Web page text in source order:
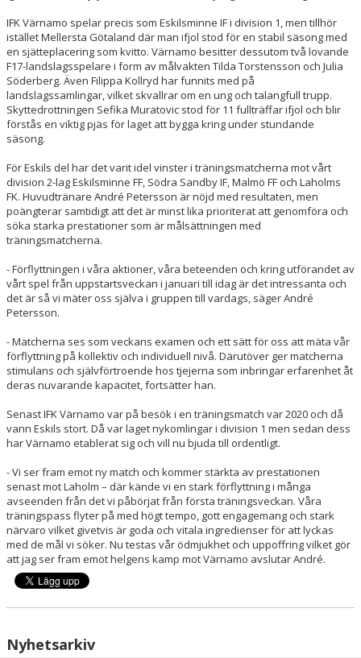
IFK Värnamo spelar precis som Eskilsminne IF i division 1, men tillhör
istället Mellersta Götaland där man ifjol stod för en stabil säsong med
en sjätteplacering som kvitto. Värnamo besitter dessutom två lovande
F17-landslagsspelare i form av målvakten Tilda Torstensson och Julia
Söderberg. Även Filippa Kollryd har funnits med på
landslagssamlingar, vilket skvallrar om en ung och talangfull trupp.
Skyttedrottningen Sefika Muratovic stod för 11 fullträffar ifjol och blir
förstås en viktig pjäs för laget att bygga kring under stundande
säsong.
För Eskils del har det varit idel vinster i träningsmatcherna mot vårt
division 2-lag Eskilsminne FF, Södra Sandby IF, Malmö FF och Laholms
FK. Huvudtränare André Petersson är nöjd med resultaten, men
poängterar samtidigt att det är minst lika prioriterat att genomföra och
söka starka prestationer som är målsättningen med
träningsmatcherna.
- Förflyttningen i våra aktioner, våra beteenden och kring utförandet av
vårt spel från uppstartsveckan i januari till idag är det intressanta och
det är så vi mäter oss själva i gruppen till vardags, säger André
Petersson.
- Matcherna ses som veckans examen och ett sätt för oss att mäta vår
förflyttning på kollektiv och individuell nivå. Därutöver ger matcherna
stimulans och självförtroende hos tjejerna som inbringar erfarenhet åt
deras nuvarande kapacitet, fortsätter han.
Senast IFK Värnamo var på besök i en träningsmatch var 2020 och då
vann Eskils stort. Då var laget nykomlingar i division 1 men sedan dess
har Värnamo etablerat sig och vill nu bjuda till ordentligt.
- Vi ser fram emot ny match och kommer stärkta av prestationen
senast mot Laholm – där kände vi en stark förflyttning i många
avseenden från det vi påbörjat från första träningsveckan. Våra
träningspass flyter på med högt tempo, gott engagemang och stark
närvaro vilket givetvis är goda och vitala ingredienser för att lyckas
med de mål vi söker. Nu testas vår ödmjukhet och uppoffring vilket gör
att jag ser fram emot helgens kamp mot Värnamo avslutar André.
Nyhetsarkiv